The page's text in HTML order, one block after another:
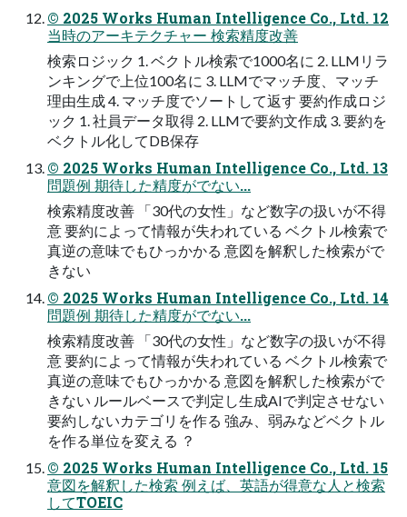
© 2025 Works Human Intelligence Co., Ltd. 12
当時のアーキテクチャー 検索精度改善
検索ロジック 1. ベクトル検索で1000名に 2. LLMリラ
ンキングで上位100名に 3. LLMでマッチ度、マッチ
理由⽣成 4. マッチ度でソートして返す 要約作成ロジ
ック 1. 社員データ取得 2. LLMで要約⽂作成 3. 要約を
ベクトル化してDB保存
© 2025 Works Human Intelligence Co., Ltd. 13
問題例 期待した精度がでない...
検索精度改善 「30代の⼥性」など数字の扱いが不得
意 要約によって情報が失われている ベクトル検索で
真逆の意味でもひっかかる 意図を解釈した検索がで
きない
© 2025 Works Human Intelligence Co., Ltd. 14
問題例 期待した精度がでない...
検索精度改善 「30代の⼥性」など数字の扱いが不得
意 要約によって情報が失われている ベクトル検索で
真逆の意味でもひっかかる 意図を解釈した検索がで
きない ルールベースで判定し⽣成AIで判定させない
要約しないカテゴリを作る 強み、弱みなどベクトル
を作る単位を変える ？
© 2025 Works Human Intelligence Co., Ltd. 15
意図を解釈した検索 例えば、英語が得意な⼈と検索
してTOEIC